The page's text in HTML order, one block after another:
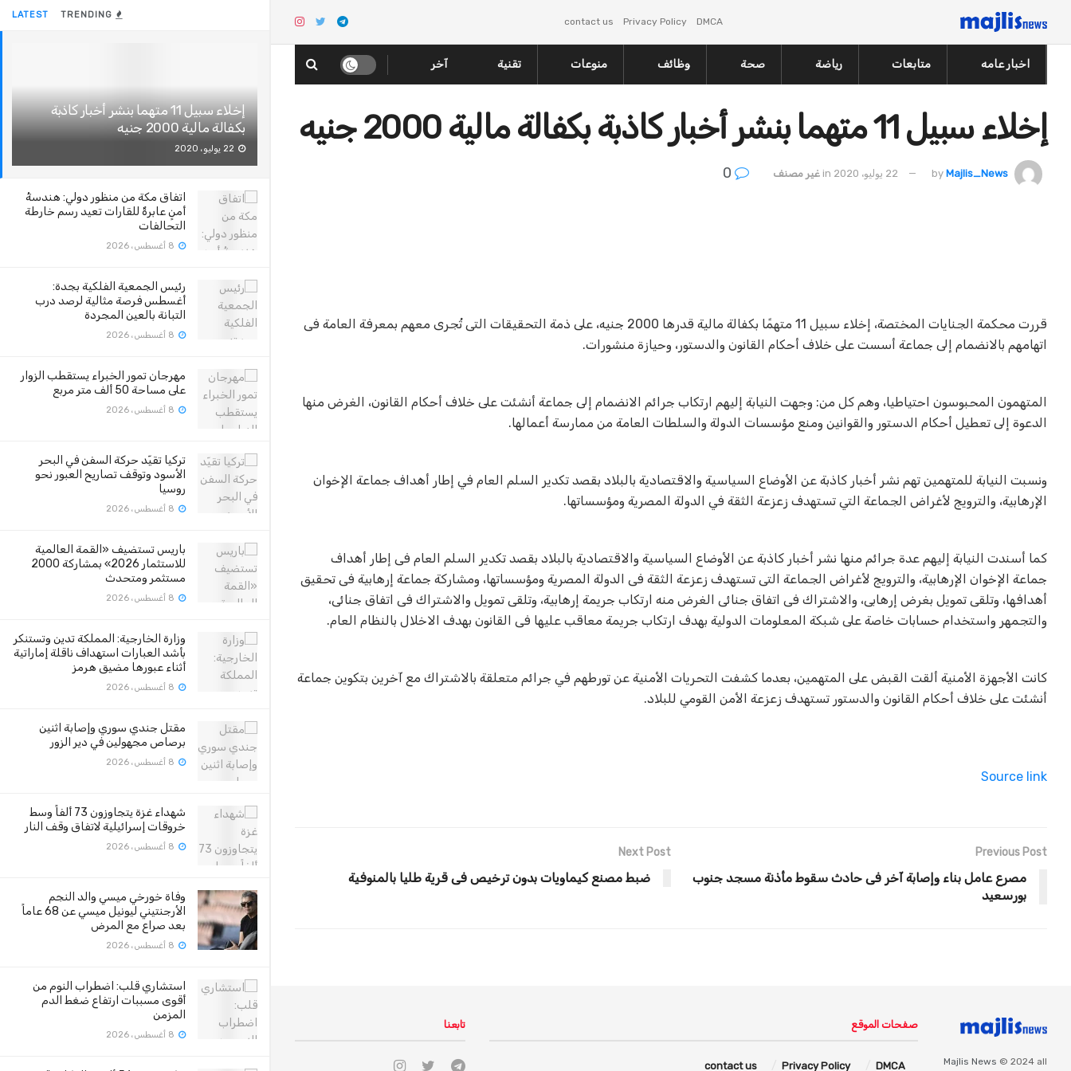
LATEST
إخلاء سبيل 11 متهما بنشر أخبار كاذبة
بكفالة مالية 2000 جنيه
اتفاق مكة من منظور دولي: هندسةُ
أمنٍ عابرةٌ للقارات تعيد رسم خارطة
التحالفات
رئيس الجمعية الفلكية بجدة:
أغسطس فرصة مثالية لرصد درب
التبانة بالعين المجردة
مهرجان تمور الخبراء يستقطب الزوار
على مساحة 50 ألف متر مربع
تركيا تقيّد حركة السفن في البحر
الأسود وتوقف تصاريح العبور نحو
روسيا
باريس تستضيف «القمة العالمية
للاستثمار 2026» بمشاركة 2000
مستثمر ومتحدث
وزارة الخارجية: المملكة تدين وتستنكر
بأشد العبارات استهداف ناقلة إماراتية
أثناء عبورها مضيق هرمز
مقتل جندي سوري وإصابة اثنين
برصاص مجهولين في دير الزور
شهداء غزة يتجاوزون 73 ألفاً وسط
خروقات إسرائيلية لاتفاق وقف النار
وفاة خورخي ميسي والد النجم
الأرجنتيني ليونيل ميسي عن 68 عاماً
بعد صراع مع المرض
استشاري قلب: اضطراب النوم من
أقوى مسببات ارتفاع ضغط الدم
المزمن
DMCA
Privacy Policy
contact us
اخبار عامه متابعات رياضة صحة وظائف منوعات تقنية آخر
إخلاء سبيل 11 متهما بنشر أخبار كاذبة بكفالة مالية 2000 جنيه
by Majlis_News 22 يوليو، 2020 in غير مصنف
قررت محكمة الجنايات المختصة، إخلاء سبيل 11 متهمًا بكفالة مالية قدرها 2000 جنيه، على ذمة التحقيقات التى تُجرى معهم بمعرفة العامة فى
اتهامهم بالانضمام إلى جماعة أسست على خلاف أحكام القانون والدستور، وحيازة منشورات.
المتهمون المحبوسون احتياطيا، وهم كل من: وجهت النيابة إليهم ارتكاب جرائم الانضمام إلى جماعة أنشئت على خلاف أحكام القانون، الغرض منها
الدعوة إلى تعطيل أحكام الدستور والقوانين ومنع مؤسسات الدولة والسلطات العامة من ممارسة أعمالها.
ونسبت النيابة للمتهمين تهم نشر أخبار كاذبة عن الأوضاع السياسية والاقتصادية بالبلاد بقصد تكدير السلم العام في إطار أهداف جماعة الإخوان
الإرهابية، والترويج لأغراض الجماعة التي تستهدف زعزعة الثقة في الدولة المصرية ومؤسساتها.
كما أسندت النيابة إليهم عدة جرائم منها نشر أخبار كاذبة عن الأوضاع السياسية والاقتصادية بالبلاد بقصد تكدير السلم العام فى إطار أهداف
جماعة الإخوان الإرهابية، والترويج لأغراض الجماعة التى تستهدف زعزعة الثقة فى الدولة المصرية ومؤسساتها، ومشاركة جماعة إرهابية فى تحقيق
أهدافها، وتلقى تمويل بغرض إرهابى، والاشتراك فى اتفاق جنائى الغرض منه ارتكاب جريمة إرهابية، وتلقى تمويل والاشتراك فى اتفاق جنائى،
والتجمهر واستخدام حسابات خاصة على شبكة المعلومات الدولية بهدف ارتكاب جريمة معاقب عليها فى القانون بهدف الاخلال بالنظام العام.
كانت الأجهزة الأمنية ألقت القبض على المتهمين، بعدما كشفت التحريات الأمنية عن تورطهم في جرائم متعلقة بالاشتراك مع آخرين بتكوين جماعة
أنشئت على خلاف أحكام القانون والدستور تستهدف زعزعة الأمن القومي للبلاد.
Source link
Previous Post
مصرع عامل بناء وإصابة آخر فى حادث سقوط مأذنة مسجد جنوب
بورسعيد
Next Post
ضبط مصنع كيماويات بدون ترخيص فى قرية طليا بالمنوفية
Majlis News © 2024 all
صفحات الموقع
DMCA
Privacy Policy
contact us
تابعنا